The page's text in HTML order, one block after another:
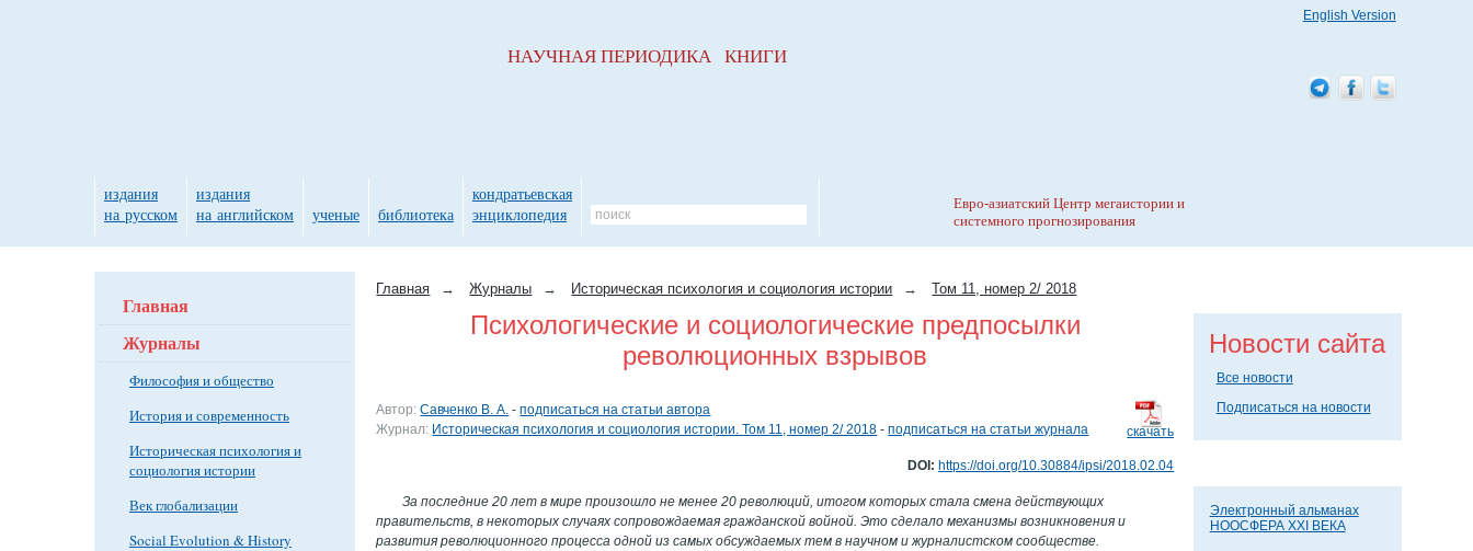
Главная → Журналы → Историческая психология и социология истории → Том 11, номер 2/ 2018
Психологические и социологические предпосылки
революционных взрывов
скачать
Автор: Савченко В. А. -подписаться на статьи автора
Журнал: Историческая психология и социология истории. Том 11, номер 2/ 2018 -подписаться на статьи журнала
DOI: https://doi.org/10.30884/ipsi/2018.02.04
За последние 20 лет в мире произошло не менее 20 революций, итогом которых стала смена действующих
правительств, в некоторых случаях сопровождаемая гражданской войной. Это сделало механизмы возникновения и
развития революционного процесса одной из самых обсуждаемых тем в научном и журналистском сообществе.
Главная
Журналы
Философия и общество
История и современность
Историческая психология и
социология истории
Век глобализации
Social Evolution & History
Новости сайта
Все новости
Подписаться на новости
Электронный альманах
НООСФЕРА XXI ВЕКА
НАУЧНАЯ ПЕРИОДИКА КНИГИ
издания
на русском
издания
на английском
ученые библиотека
кондратьевская
энциклопедия
Евро-азиатский Центр мегаистории и
системного прогнозирования
English Version